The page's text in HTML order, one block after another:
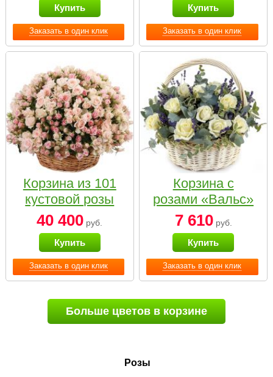
Заказать в один клик
Купить
Заказать в один клик
Купить
Заказать в один клик
Корзина из 101
кустовой розы
нежных тонов
40 400 руб.
Купить
Заказать в один клик
Корзина с
розами «Вальс»
7 610руб.
Купить
Больше цветов в корзине
Розы